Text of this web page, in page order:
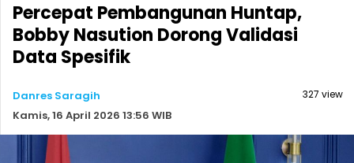
Percepat Pembangunan Huntap,
Bobby Nasution Dorong Validasi
Data Spesifik
Danres Saragih
Kamis, 16 April 2026 13:56 WIB
327 view